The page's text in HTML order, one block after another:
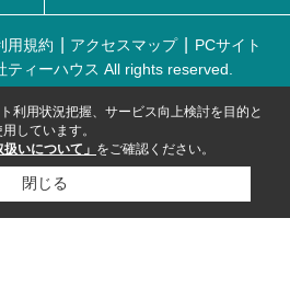
用規約 アクセスマップ
PCサイト
ィーハウス All rights reserved.
利用状況把握、サービス向上検討を目的と
しています。
扱いについて」 をご確認ください。
閉じる